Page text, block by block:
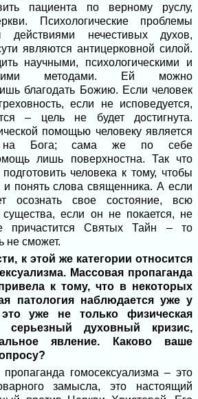
пациента по верному руслу,
Психологические проблемы
действиями нечестивых духов,
являются антицерковной силой.
научными, психологическими и
методами. Ей можно
благодать Божию. Если человек
если не исповедуется,
– цель не будет достигнута.
помощью человеку является
на Бога; сама же по себе
лишь поверхностна. Так что
человека к тому, чтобы
и понять слова священника. А если
осознать свое состояние, всю
существа, если он не покается, не
причастится Святых Тайн – то
не сможет.
к этой же категории относится
Массовая пропаганда
к тому, что в некоторых
патология наблюдается уже у
уже не только физическая
духовный кризис,
явление. Каково ваше
гомосексуализма – это
замысла, это настоящий